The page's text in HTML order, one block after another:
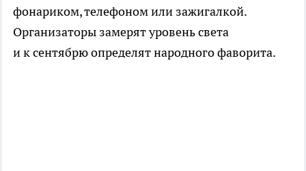
фонариком, телефоном или зажигалкой.
Организаторы замерят уровень света
и к сентябрю определят народного фаворита.